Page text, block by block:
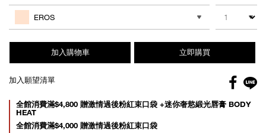
to
cart
Actions
其他色系
EROS
數量
加入購物車 立即購買
加入願望清單
Promotions
全館消費滿$4,800 贈激情過後粉紅束口袋 +迷你奢慾緞光唇膏 BODY
HEAT
全館消費滿$4,000 贈激情過後粉紅束口袋